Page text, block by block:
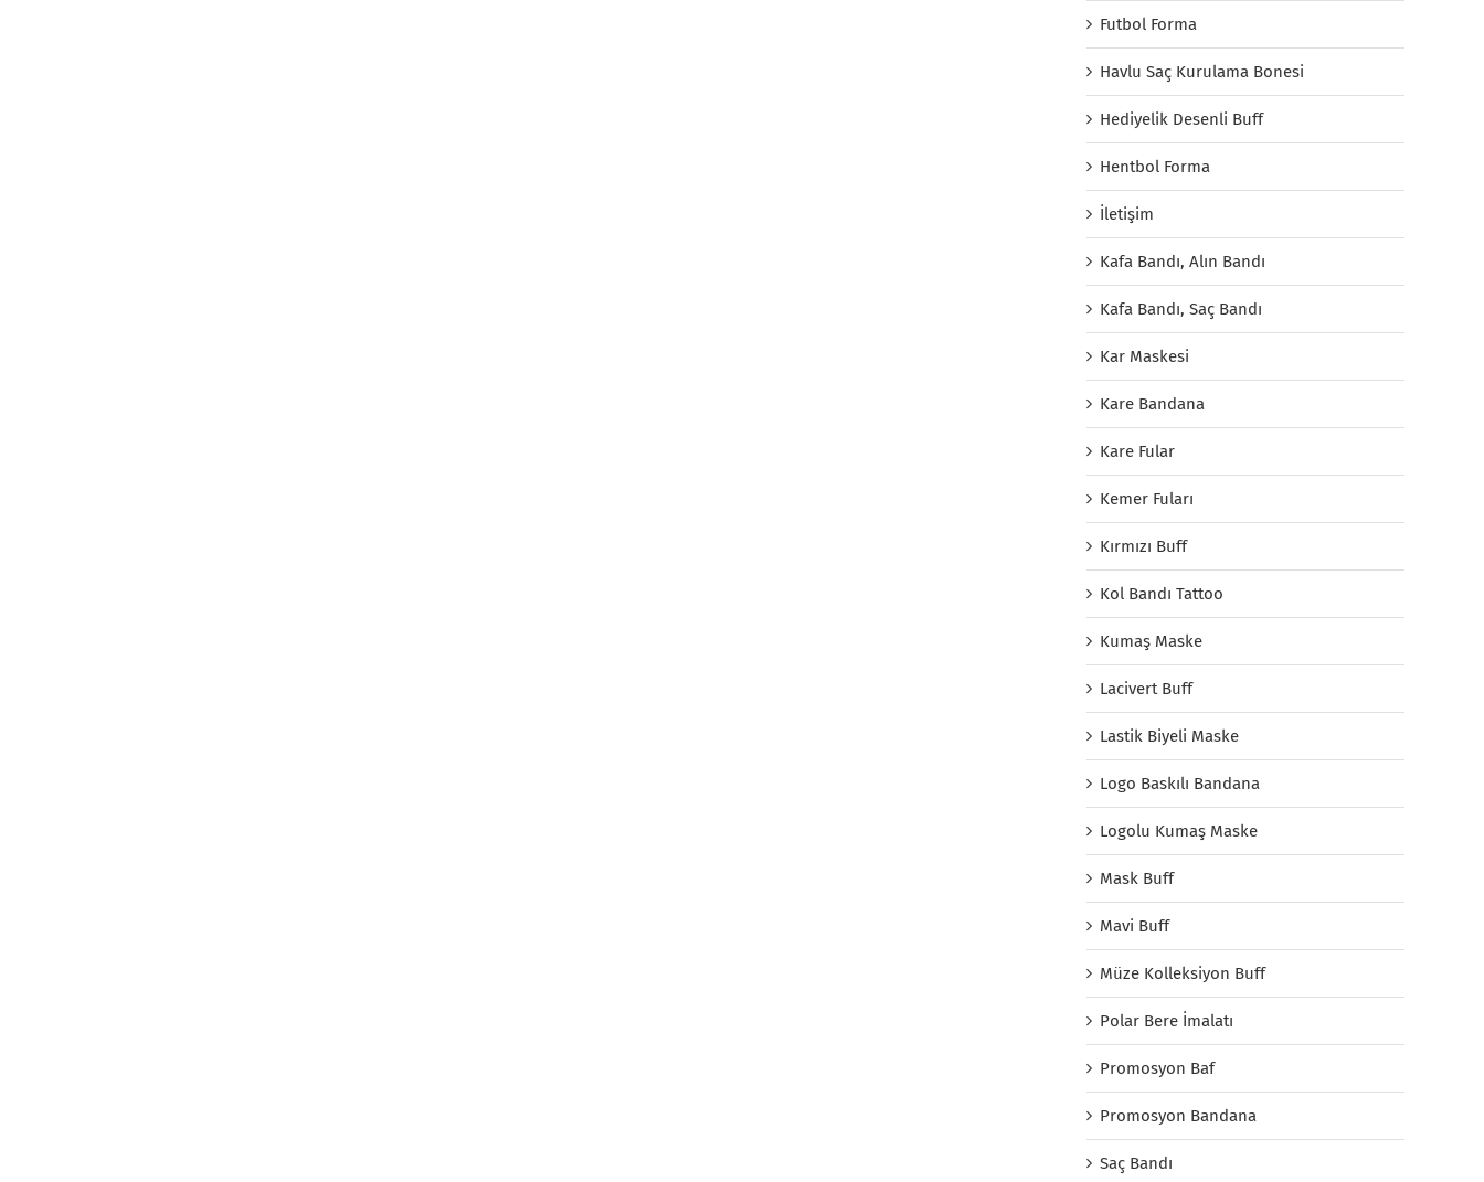
Futbol Forma
Havlu Saç Kurulama Bonesi
Hediyelik Desenli Buff
Hentbol Forma
İletişim
Kafa Bandı, Alın Bandı
Kafa Bandı, Saç Bandı
Kar Maskesi
Kare Bandana
Kare Fular
Kemer Fuları
Kırmızı Buff
Kol Bandı Tattoo
Kumaş Maske
Lacivert Buff
Lastik Biyeli Maske
Logo Baskılı Bandana
Logolu Kumaş Maske
Mask Buff
Mavi Buff
Müze Kolleksiyon Buff
Polar Bere İmalatı
Promosyon Baf
Promosyon Bandana
Saç Bandı